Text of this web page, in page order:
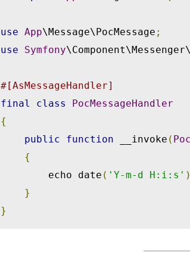
use App\Message\PocMessage ;
use
Symfony
#[AsMessageHandler]
final
class
PocMessageHandler
{
public
function __invoke (
{
        echo date
( 'Y-m-d H:i:s' )
}
}